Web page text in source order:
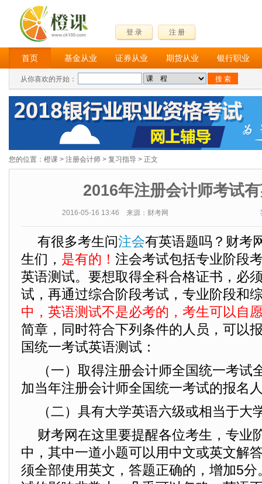
登 录 注 册
首页 基金从业 证券从业 期货从业 银行职业
从你喜欢的开始：
您的位置： 橙课 > 注册会计师 > 复习指导 > 正文
2016年注册会计师考试
2016-05-16 13:46 来源：财考网
有很多考生问注会有英语题吗？财考
生们， 是有的！ 注会考试包括专业阶段
英语测试。要想取得全科合格证书，必
试，再通过综合阶段考试，专业阶段和
中，英语测试不是必考的，考生可以自
简章，同时符合下列条件的人员，可以
国统一考试英语测试：
（一）取得注册会计师全国统一考试
加当年注册会计师全国统一考试的报名
（二）具有大学英语六级或相当于大
财考网在这里要提醒各位考生，专业
中，其中一道小题可以用中文或英文解
须全部使用英文，答题正确的，增加5